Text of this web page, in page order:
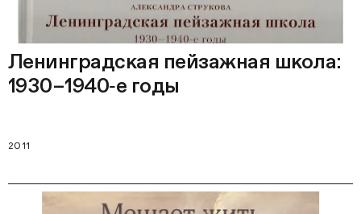
Ленинградская пейзажная школа:
1930–1940‑е годы
2011